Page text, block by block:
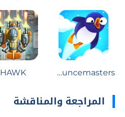
Bouncemasters
HAWK
المراجعة والمناقشة